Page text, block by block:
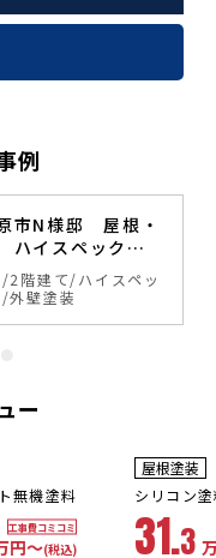
例
市N様邸 屋根・
イスペック無
2階建て ハイスペッ
外壁塗装
ー
無機塗料
円〜(税込)
工事費コミコミ
耐用年数
8年
屋根塗装
シリコン
31.3